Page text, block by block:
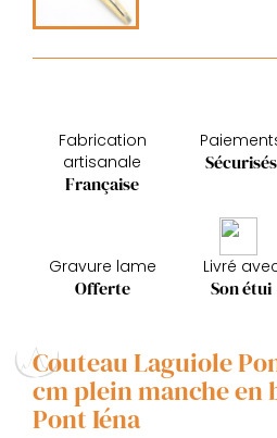
Fabrication
artisanale
Française
Sécurisés
Gravure lame
Offerte
Livré
Son étui
Couteau Laguiole
cm plein manche en
Pont Iéna